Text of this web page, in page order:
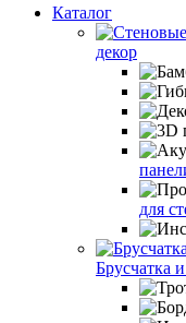
Каталог
декор
для
Брусчатка